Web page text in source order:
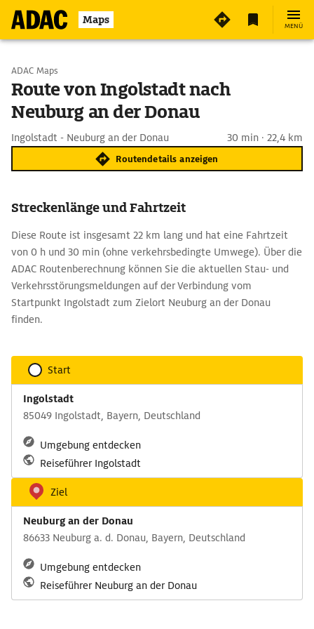
Maps MENÜ
Start wählen
Ziel eingeben
ADAC Maps
Route von Ingolstadt nach
Neuburg an der Donau
Ingolstadt - Neuburg an der Donau 30 min · 22,4 km
Routendetails anzeigen
Streckenlänge und Fahrtzeit
Diese Route ist insgesamt 22 km lang und hat eine Fahrtzeit
von 0 h und 30 min (ohne verkehrsbedingte Umwege). Über die
ADAC Routenberechnung können Sie die aktuellen Stau- und
Verkehrsstörungsmeldungen auf der Verbindung vom
Startpunkt Ingolstadt zum Zielort Neuburg an der Donau
finden.
Start
Ingolstadt
85049 Ingolstadt, Bayern, Deutschland
Umgebung entdecken
Reiseführer Ingolstadt
Ziel
Neuburg an der Donau
86633 Neuburg a. d. Donau, Bayern, Deutschland
Umgebung entdecken
Reiseführer Neuburg an der Donau